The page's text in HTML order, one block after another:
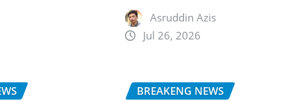
Asruddin Azis
Jul 26, 2026
BREAKENG NEWS